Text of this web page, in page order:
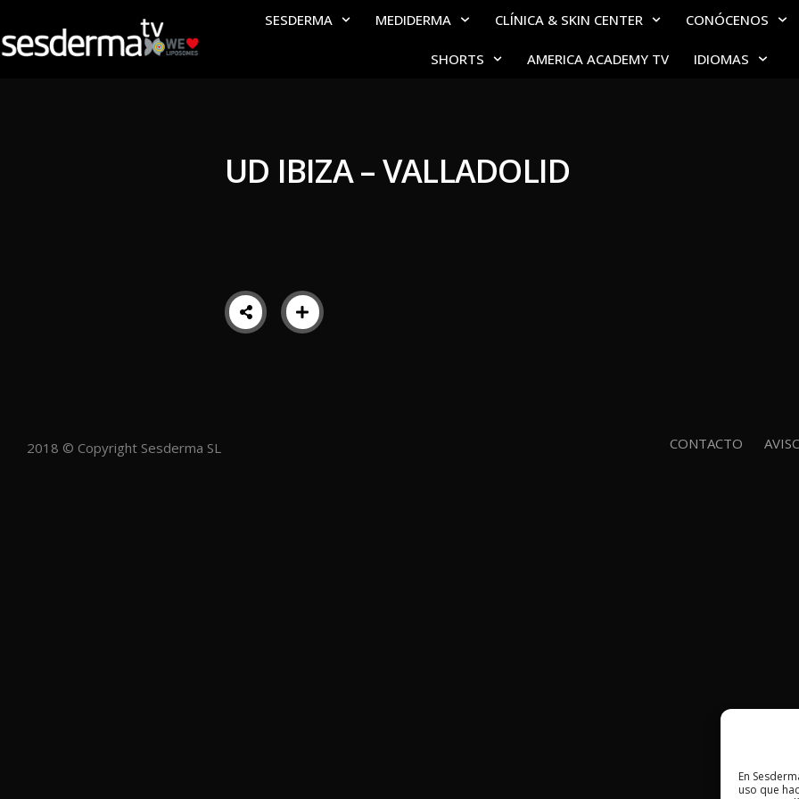
En
uso que
SESDERMA MEDIDERMA CLÍNICA & SKIN CENTER CONÓCENOS
SHORTS AMERICA ACADEMY TV IDIOMAS
UD IBIZA – VALLADOLID
2018 © Copyright Sesderma SL CONTACTO